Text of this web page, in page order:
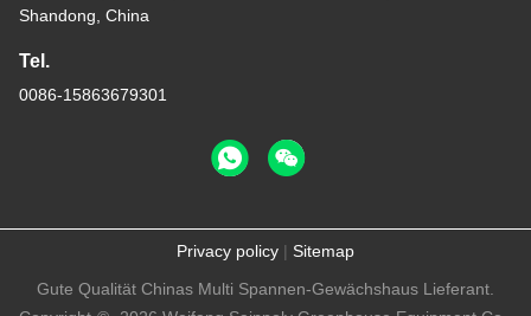
Shandong, China
Tel.
0086-15863679301
Privacy policy | Sitemap
Gute Qualität Chinas Multi Spannen-Gewächshaus Lieferant.